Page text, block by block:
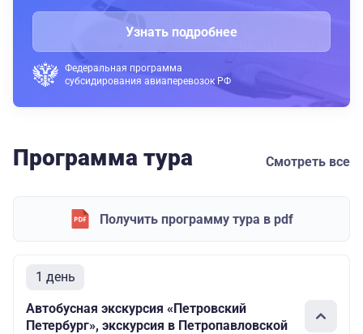
Узнать подробнее
Федеральная программа
субсидирования авиаперевозок РФ
Программа тура Смотреть все
Получить программу тура в pdf
1 день
Автобусная экскурсия «Петровский
Петербург», экскурсия в Петропавловской